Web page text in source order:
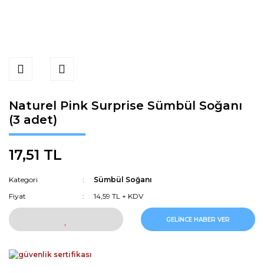
Naturel Pink Surprise Sümbül Soğanı
(3 adet)
17,51 TL
Kategori
Sümbül Soğanı
Fiyat
14,59 TL + KDV
GELİNCE HABER VER